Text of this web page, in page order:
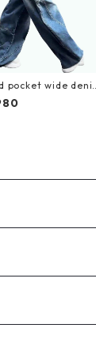
pocket wide deni
D0190